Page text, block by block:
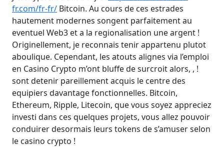
fr.com/fr-fr/ Bitcoin. Au cours de ces estrades
hautement modernes songent parfaitement au
eventuel Web3 et a la regionalisation une argent !
Originellement, je reconnais tenir appartenu plutot
aboulique. Cependant, les atouts alignes via l’emploi
en Casino Crypto m’ont bluffe de surcroit alors, , !
sont detenir pareillement acquis le centre des
equipiers davantage fonctionnelles. Bitcoin,
Ethereum, Ripple, Litecoin, que vous soyez appreciez
investi dans ces quelques projets, vous allez pouvoir
conduirer desormais leurs tokens de s’amuser selon
le casino crypto !